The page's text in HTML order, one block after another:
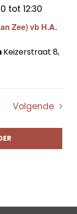
Zee) vb H.A.
tot 12:30
Keizerstraat 8,
Volgende